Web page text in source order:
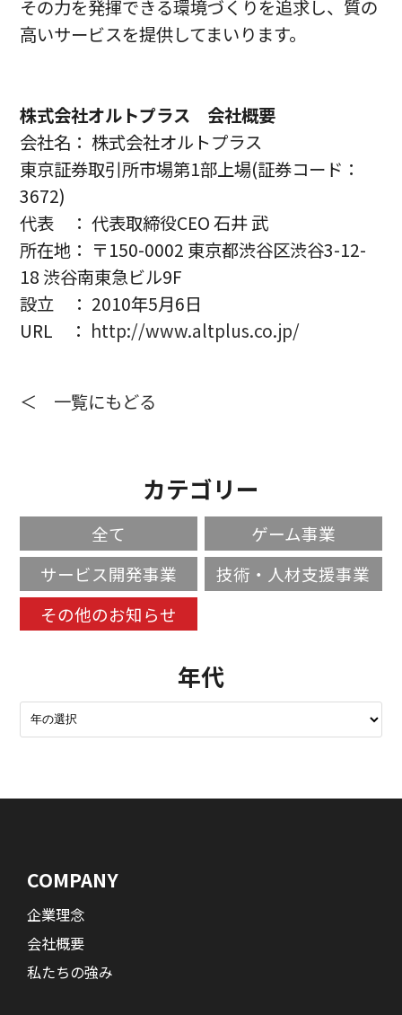
その力を発揮できる環境づくりを追求し、質の
高いサービスを提供してまいります。
株式会社オルトプラス 会社概要
会社名： 株式会社オルトプラス
東京証券取引所市場第1部上場(証券コード：
3672)
代表 ： 代表取締役CEO 石井 武
所在地： 〒150-0002 東京都渋谷区渋谷3-12-
18 渋谷南東急ビル9F
設立 ： 2010年5月6日
URL ： http://www.altplus.co.jp/
＜ 一覧にもどる
カテゴリー
全て
ゲーム事業
サービス開発事業
技術・人材支援事業
その他のお知らせ
年代
COMPANY
企業理念
会社概要
私たちの強み